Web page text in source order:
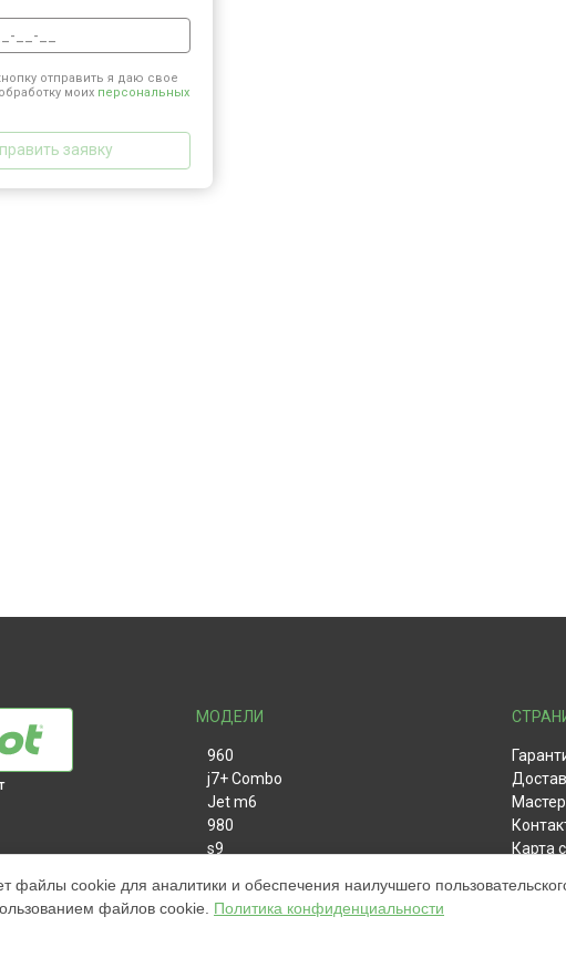
отправить я даю свое
моих персональных
заявку
МОДЕЛИ
960
j7+ Combo
Jet m6
980
s9
i7
886
Карта
файлы cookie для аналитики и обеспечения наилучшего
файлов cookie. Политика конфиденциальности